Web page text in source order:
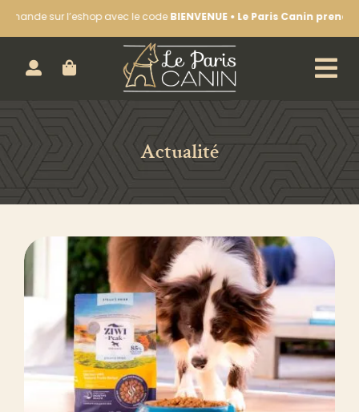
sur l’eshop avec le codeBIENVENUE • Le Paris Canin prend des
Actualité
ACHETEZ EN LIGNE :
CHIEN
NOS SÉANCES D’ÉDUCATION
LE BLOG & NOTRE ACTUALITÉ
CONTACTEZ-NOUS